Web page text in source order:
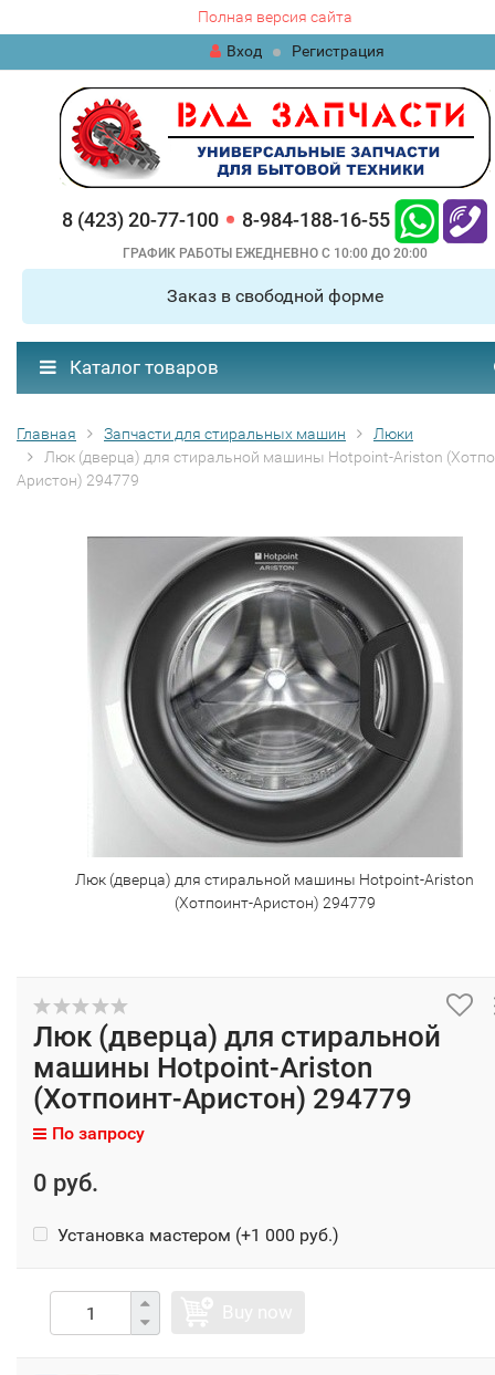
Полная версия сайта
Вход
Регистрация
8 (423) 20-77-100 8-984-188-16-55
ГРАФИК РАБОТЫ ЕЖЕДНЕВНО С 10:00 ДО 20:00
Заказ в свободной форме
Каталог товаров
Главная Запчасти для стиральных машин
Люки
Люк (дверца) для стиральной машины Hotpoint-Ariston
Аристон) 294779
Люк (дверца) для стиральной машины Hotpoint-Ariston
(Хотпоинт-Аристон) 294779
Люк (дверца) для стиральной
машины Hotpoint-Ariston
(Хотпоинт-Аристон) 294779
По запросу
0 руб.
Установка мастером (+1 000 руб.)